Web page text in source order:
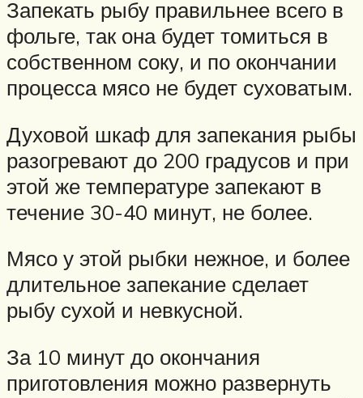
Запекать рыбу правильнее всего в
фольге, так она будет томиться в
собственном соку, и по окончании
процесса мясо не будет суховатым.
Духовой шкаф для запекания рыбы
разогревают до 200 градусов и при
этой же температуре запекают в
течение 30-40 минут, не более.
Мясо у этой рыбки нежное, и более
длительное запекание сделает
рыбу сухой и невкусной.
За 10 минут до окончания
приготовления можно развернуть